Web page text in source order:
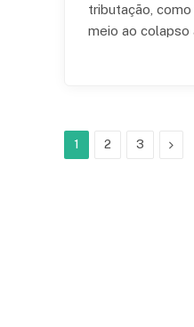
tributação,
meio ao colapso
1 2 3 Next